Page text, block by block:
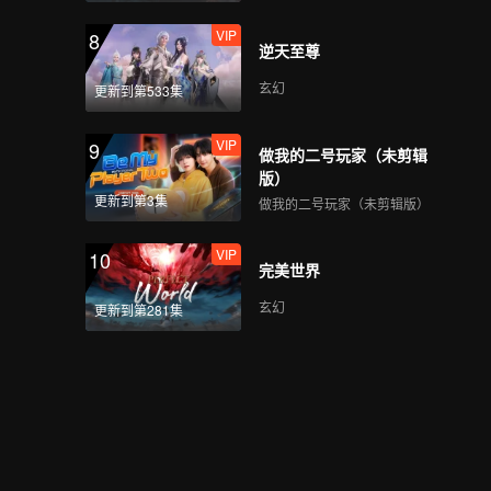
8
更新到第533集
VIP
逆天至尊
玄幻
9
更新到第3集
VIP
做我的二号玩家（未剪辑
版）
做我的二号玩家（未剪辑版）
10
更新到第281集
VIP
完美世界
玄幻